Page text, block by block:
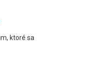
ktoré sa